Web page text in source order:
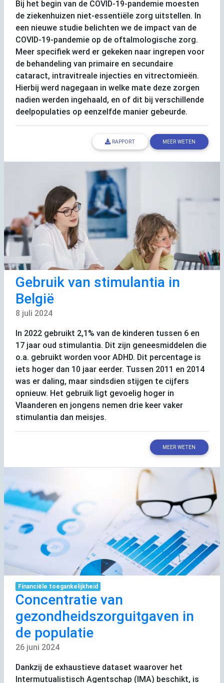
Bij het begin van de COVID-19-pandemie moesten
de ziekenhuizen niet-essentiële zorg uitstellen. In
een nieuwe studie belichten we de impact van de
COVID-19-pandemie op de oftalmologische zorg.
Meer specifiek werd er gekeken naar ingrepen voor
de behandeling van primaire en secundaire
cataract, intravitreale injecties en vitrectomieën.
Hierbij werd nagegaan in welke mate deze zorgen
nadien werden ingehaald, en of dit bij verschillende
deelpopulaties op eenzelfde manier gebeurde.
RAPPORT MEER WETEN
Gebruik van stimulantia in
België
8 juli 2024
In 2022 gebruikt 2,1% van de kinderen tussen 6 en
17 jaar oud stimulantia. Dit zijn geneesmiddelen die
o.a. gebruikt worden voor ADHD. Dit percentage is
iets hoger dan 10 jaar eerder. Tussen 2011 en 2014
was er daling, maar sindsdien stijgen te cijfers
opnieuw. Het gebruik ligt gevoelig hoger in
Vlaanderen en jongens nemen drie keer vaker
stimulantia dan meisjes.
MEER WETEN
Financiële toegankelijkheid
Concentratie van
gezondheidszorguitgaven in
de populatie
26 juni 2024
Dankzij de exhaustieve dataset waarover het
Intermutualistisch Agentschap (IMA) beschikt, is